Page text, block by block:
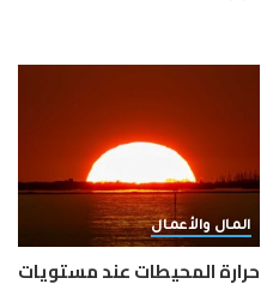
المال والأعمال
حرارة المحيطات عند مستويات